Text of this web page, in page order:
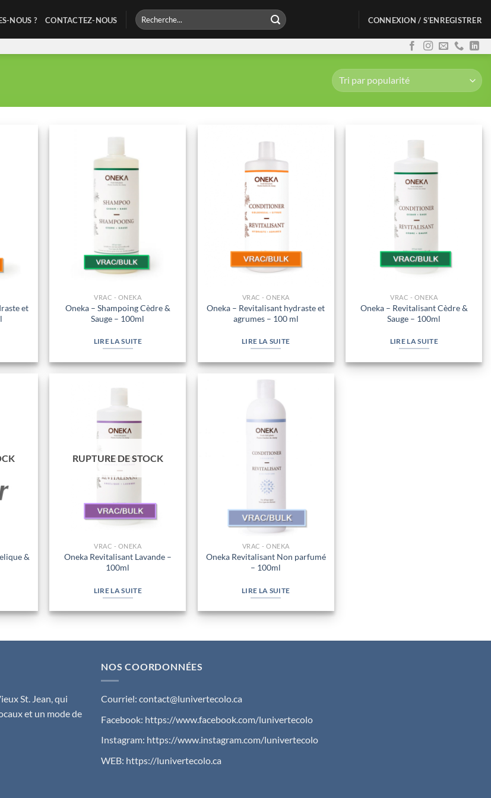
NOUS ? CONTACTEZ-NOUS
Recherche
pour :
CONNEXION / S’ENREGISTRER
et
VRAC - ONEKA
Oneka – Shampoing Cèdre &
Sauge – 100ml
LIRE LA SUITE
VRAC - ONEKA
Oneka – Revitalisant hydraste et
agrumes – 100 ml
LIRE LA SUITE
VRAC - ONEKA
Oneka – Revitalisant Cèdre &
Sauge – 100ml
LIRE LA SUITE
&
RUPTURE DE STOCK
VRAC - ONEKA
Oneka Revitalisant Lavande –
100ml
LIRE LA SUITE
VRAC - ONEKA
Oneka Revitalisant Non parfumé
– 100ml
LIRE LA SUITE
St. Jean, qui
et un mode de
NOS COORDONNÉES
Courriel: contact@lunivertecolo.ca
Facebook: https://www.facebook.com/lunivertecolo
Instagram: https://www.instagram.com/lunivertecolo
WEB: https://lunivertecolo.ca